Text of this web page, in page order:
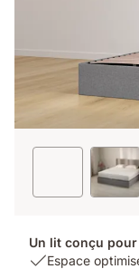
Un lit conçu
USPEspace